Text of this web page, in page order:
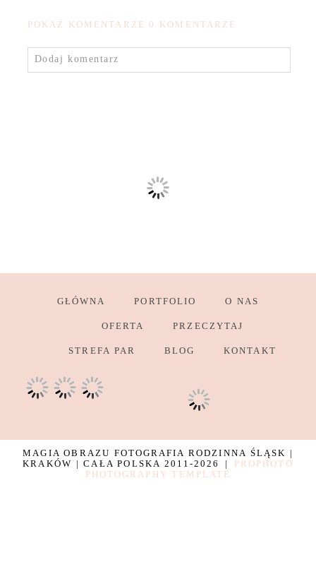
POKAŻ KOMENTARZE 0 KOMENTARZE
Dodaj komentarz
GŁÓWNA PORTFOLIO O NAS
OFERTA PRZECZYTAJ
STREFA PAR BLOG KONTAKT
MAGIA OBRAZU FOTOGRAFIA RODZINNA ŚLĄSK |
KRAKÓW | CAŁA POLSKA 2011-2026
|
PROPHOTO
PHOTOGRAPHY TEMPLATE